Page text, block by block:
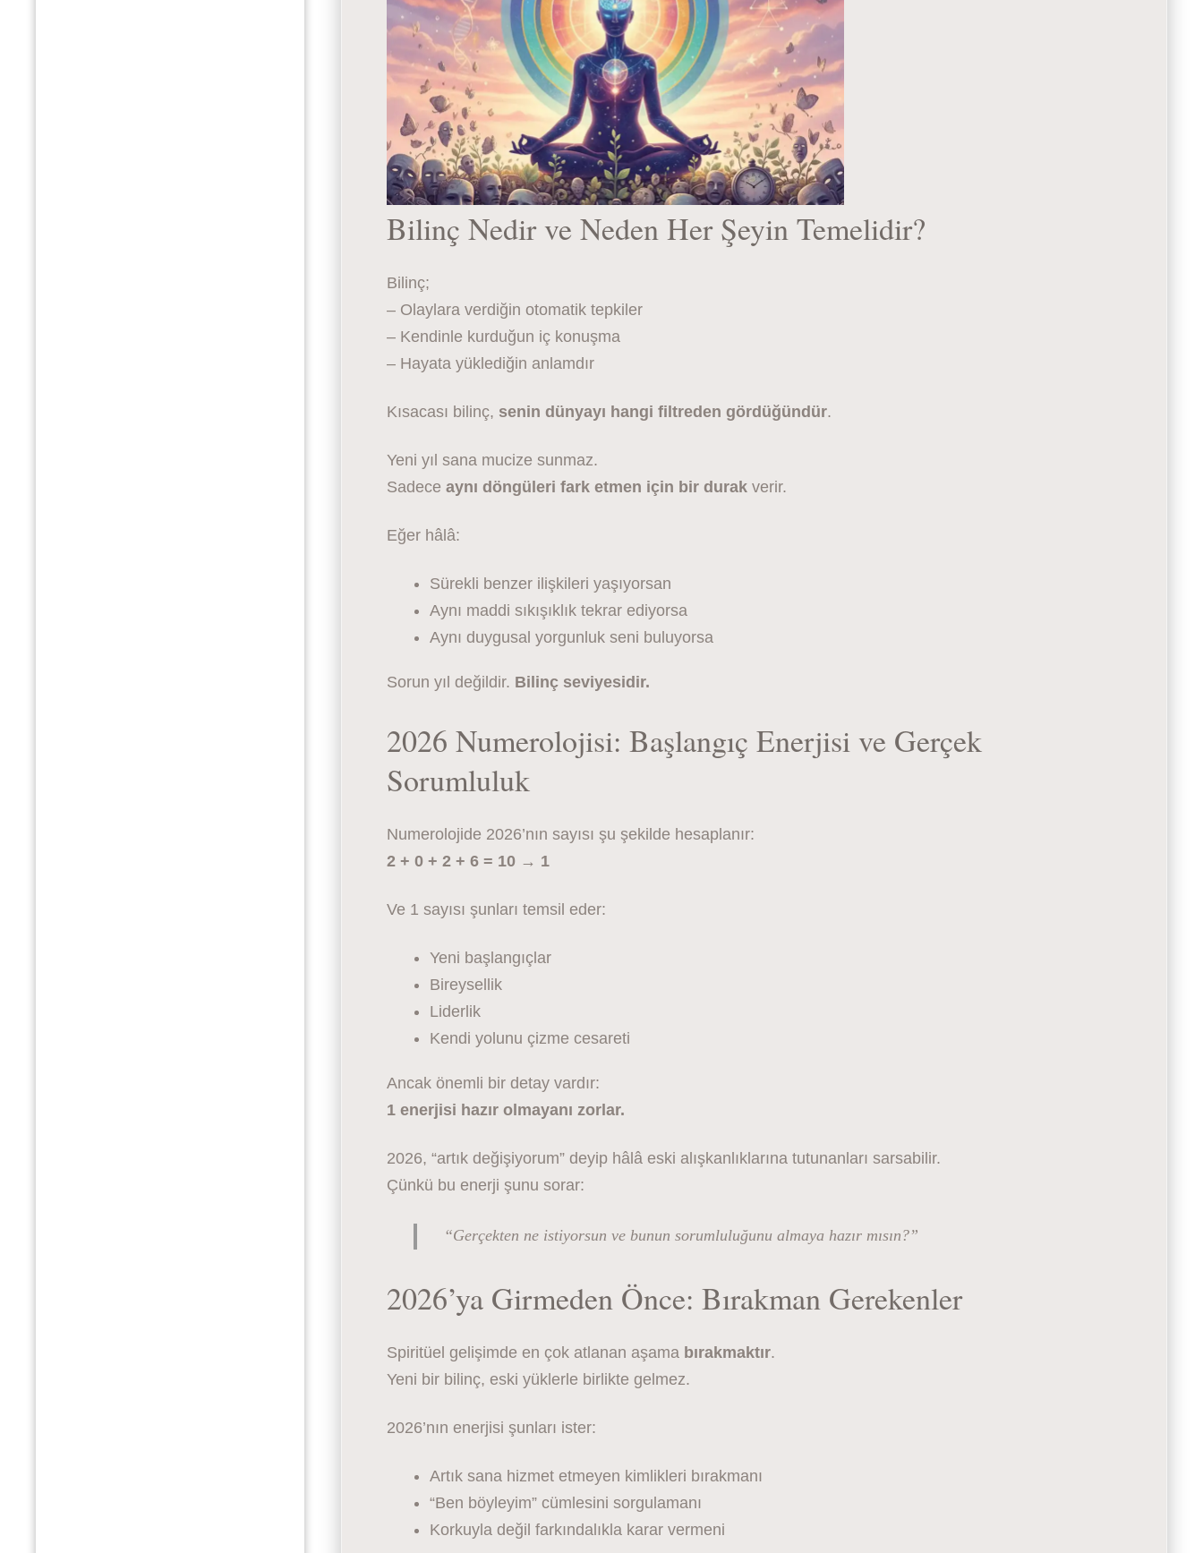
Bilinç Nedir ve Neden Her Şeyin Temelidir?
Bilinç;
– Olaylara verdiğin otomatik tepkiler
– Kendinle kurduğun iç konuşma
– Hayata yüklediğin anlamdır
Kısacası bilinç, senin dünyayı hangi filtreden gördüğündür.
Yeni yıl sana mucize sunmaz.
Sadece aynı döngüleri fark etmen için bir durakverir.
Eğer hâlâ:
Sürekli benzer ilişkileri yaşıyorsan
Aynı maddi sıkışıklık tekrar ediyorsa
Aynı duygusal yorgunluk seni buluyorsa
Sorun yıl değildir. Bilinç seviyesidir.
2026 Numerolojisi: Başlangıç Enerjisi ve Gerçek
Sorumluluk
Numerolojide 2026’nın sayısı şu şekilde hesaplanır:
2 + 0 + 2 + 6 = 10 → 1
Ve 1 sayısı şunları temsil eder:
Yeni başlangıçlar
Bireysellik
Liderlik
Kendi yolunu çizme cesareti
Ancak önemli bir detay vardır:
1 enerjisi hazır olmayanı zorlar.
2026, “artık değişiyorum” deyip hâlâ eski alışkanlıklarına tutunanları sarsabilir.
Çünkü bu enerji şunu sorar:
“Gerçekten ne istiyorsun ve bunun sorumluluğunu almaya hazır mısın?”
2026’ya Girmeden Önce: Bırakman Gerekenler
Spiritüel gelişimde en çok atlanan aşama bırakmaktır.
Yeni bir bilinç, eski yüklerle birlikte gelmez.
2026’nın enerjisi şunları ister:
Artık sana hizmet etmeyen kimlikleri bırakmanı
“Ben böyleyim” cümlesini sorgulamanı
Korkuyla değil farkındalıkla karar vermeni